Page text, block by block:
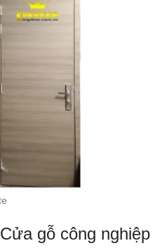
gỗ công nghiệp